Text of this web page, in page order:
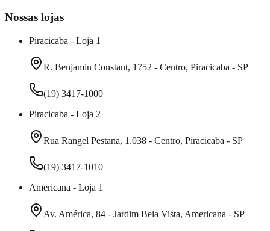
Nossas lojas
Piracicaba - Loja 1
R. Benjamin Constant, 1752 - Centro, Piracicaba - SP
(19) 3417-1000
Piracicaba - Loja 2
Rua Rangel Pestana, 1.038 - Centro, Piracicaba - SP
(19) 3417-1010
Americana - Loja 1
Av. América, 84 - Jardim Bela Vista, Americana - SP